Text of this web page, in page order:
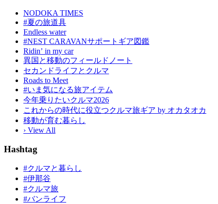
NODOKA TIMES
#夏の旅道具
Endless water
#NEST CARAVANサポートギア図鑑
Ridinʼ in my car
異国と移動のフィールドノート
セカンドライフとクルマ
Roads to Meet
#いま気になる旅アイテム
今年乗りたいクルマ2026
これからの時代に役立つクルマ旅ギア by オカタオカ
移動が育む暮らし
› View All
Hashtag
#クルマと暮らし
#伊那谷
#クルマ旅
#バンライフ